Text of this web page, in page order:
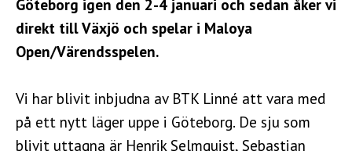
Göteborg igen den 2-4 januari och sedan åker vi
direkt till Växjö och spelar i Maloya
Open/Värendsspelen.
Vi har blivit inbjudna av BTK Linné att vara med
på ett nytt läger uppe i Göteborg. De sju som
blivit uttagna är Henrik Selmquist, Sebastian